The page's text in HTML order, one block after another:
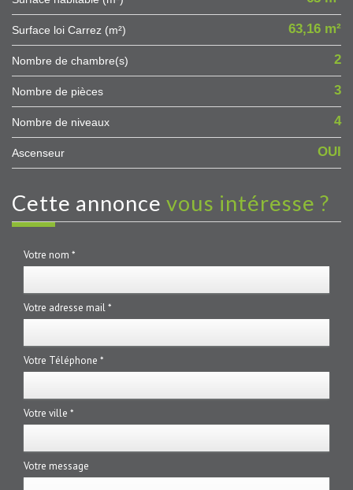
Surface loi Carrez (m²) 63,16 m²
Nombre de chambre(s) 2
Nombre de pièces 3
Nombre de niveaux 4
Ascenseur OUI
cette annonce vous intéresse ?
Votre nom *
Votre adresse mail *
Votre Téléphone *
Votre ville *
Votre message